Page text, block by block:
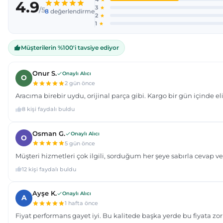
Ürün bilgilerinde hatalar bulunuyor.
Ürün fiyatı diğer sitelerden daha pahalı.
Bu ürüne benzer farklı alternatifler olmalı.